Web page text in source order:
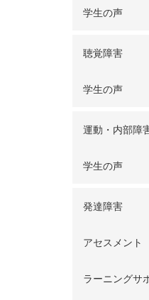
学生の声
聴覚障害
学生の声
運動・内部障
学生の声
発達障害
アセスメント
ラーニングサ